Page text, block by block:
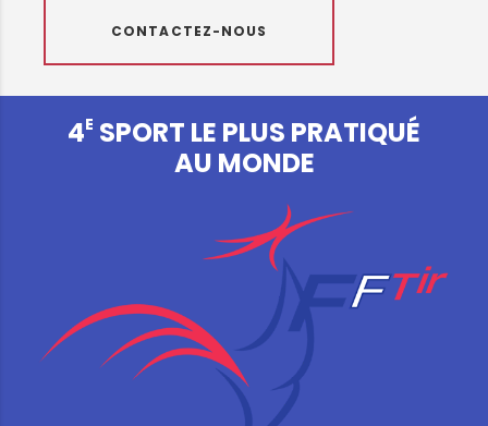
CONTACTEZ-NOUS
4E SPORT LE PLUS PRATIQUÉ
AU MONDE